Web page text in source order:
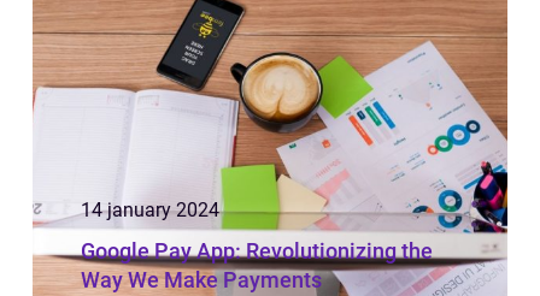
mere. Med...
14 january 2024
Google Pay App: Revolutionizing the
Way We Make Payments